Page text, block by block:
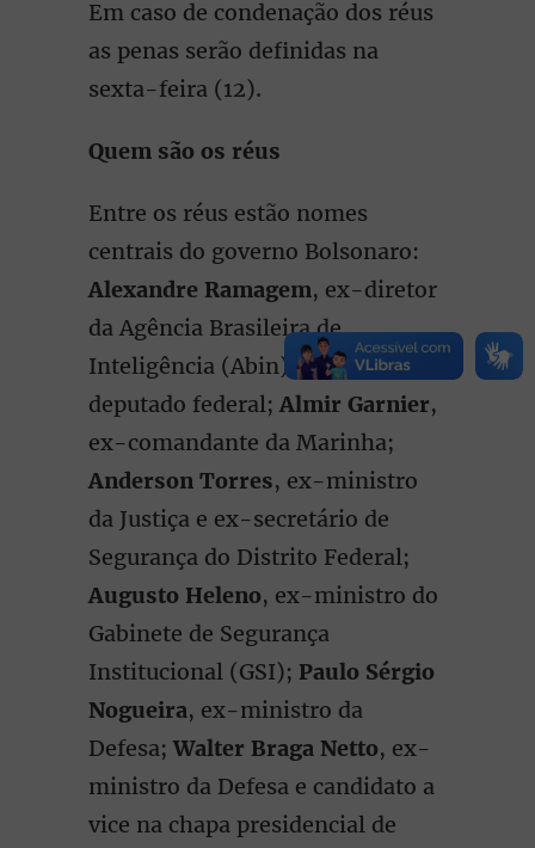
Em caso de condenação dos réus
as penas serão definidas na
sexta-feira (12).
Quem são os réus
Entre os réus estão nomes
centrais do governo Bolsonaro:
Alexandre Ramagem, ex-diretor
da Agência Brasileira de
Inteligência (Abin) e hoje
deputado federal;Almir Garnier,
ex-comandante da Marinha;
Anderson Torres, ex-ministro
da Justiça e ex-secretário de
Segurança do Distrito Federal;
Augusto Heleno, ex-ministro do
Gabinete de Segurança
Institucional (GSI); Paulo Sérgio
Nogueira, ex-ministro da
Defesa;Walter Braga Netto, ex-
ministro da Defesa e candidato a
vice na chapa presidencial de